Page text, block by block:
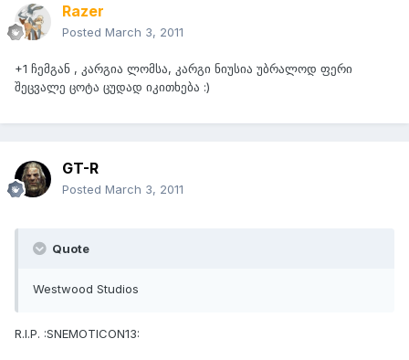
Razer
Posted March 3, 2011
+1 ჩემგან , კარგია ლომსა, კარგი ნიუსია უბრალოდ ფერი
შეცვალე ცოტა ცუდად იკითხება :)
GT-R
Posted March 3, 2011
Quote
Westwood Studios
R.I.P. :SNEMOTICON13: